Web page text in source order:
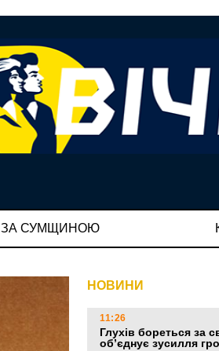
ЗА СУМЩИНОЮ
НОВИНИ
11:26
Глухів бореться за
об’єднує зусилля